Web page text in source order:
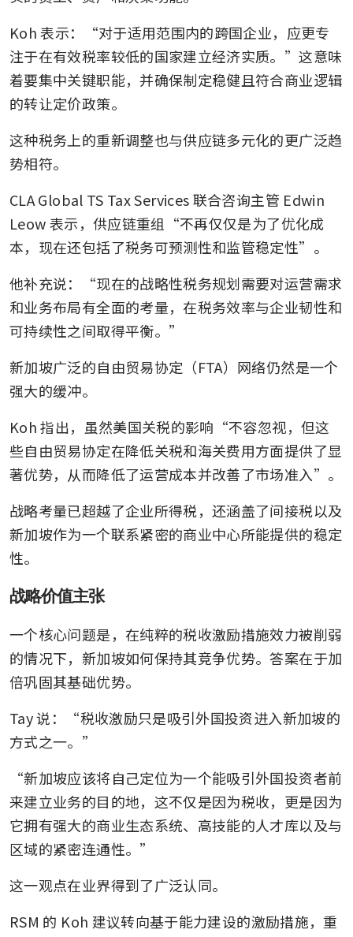
Koh 表示：“对于适用范围内的跨国企业，应更专
注于在有效税率较低的国家建立经济实质。”这意味
着要集中关键职能，并确保制定稳健且符合商业逻辑
的转让定价政策。
这种税务上的重新调整也与供应链多元化的更广泛趋
势相符。
CLA Global TS Tax Services 联合咨询主管 Edwin
Leow 表示，供应链重组“不再仅仅是为了优化成
本，现在还包括了税务可预测性和监管稳定性”。
他补充说：“现在的战略性税务规划需要对运营需求
和业务布局有全面的考量，在税务效率与企业韧性和
可持续性之间取得平衡。”
新加坡广泛的自由贸易协定（FTA）网络仍然是一个
强大的缓冲。
Koh 指出，虽然美国关税的影响“不容忽视，但这
些自由贸易协定在降低关税和海关费用方面提供了显
著优势，从而降低了运营成本并改善了市场准入”。
战略考量已超越了企业所得税，还涵盖了间接税以及
新加坡作为一个联系紧密的商业中心所能提供的稳定
性。
战略价值主张
一个核心问题是，在纯粹的税收激励措施效力被削弱
的情况下，新加坡如何保持其竞争优势。答案在于加
倍巩固其基础优势。
Tay 说：“税收激励只是吸引外国投资进入新加坡的
方式之一。”
“新加坡应该将自己定位为一个能吸引外国投资者前
来建立业务的目的地，这不仅是因为税收，更是因为
它拥有强大的商业生态系统、高技能的人才库以及与
区域的紧密连通性。”
这一观点在业界得到了广泛认同。
RSM 的 Koh 建议转向基于能力建设的激励措施，重